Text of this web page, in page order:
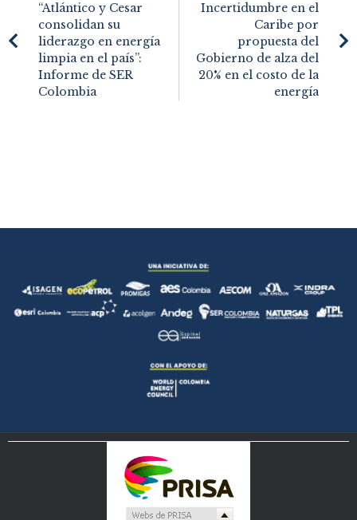
“Atlántico y Cesar
consolidan su
liderazgo en energía
limpia en el país”:
Informe de SER
Colombia
Incertidumbre en el
Caribe por
propuesta del
Gobierno de alza del
20% en el costo de la
energía